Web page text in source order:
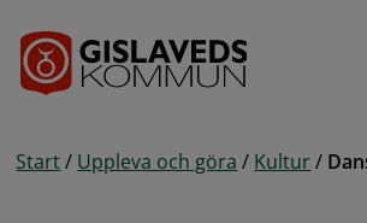
Start / Uppleva och göra / Kultur /